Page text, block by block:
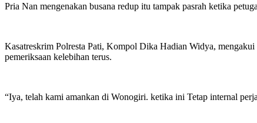
Pria Nan mengenakan busana redup itu tampak pasrah ketika
Kasatreskrim Polresta Pati, Kompol Dika Hadian Widya,
pemeriksaan kelebihan terus.
“Iya, telah kami amankan di Wonogiri. ketika ini Tetap internal